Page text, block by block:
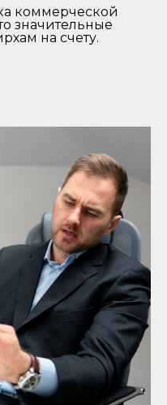
коммерческой
значительные
на счету.